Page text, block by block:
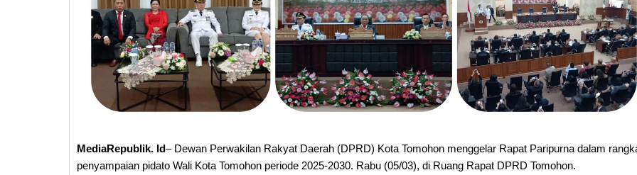
MediaRepublik. Id– Dewan Perwakilan Rakyat Daerah (DPRD) Kota Tomohon menggelar Rapat Paripurna dalam
penyampaian pidato Wali Kota Tomohon periode 2025-2030. Rabu (05/03), di Ruang Rapat DPRD Tomohon.